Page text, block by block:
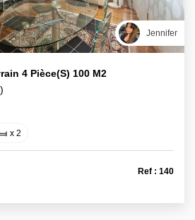
Jennifer
4 Pièce(s) 100 M2
x 2
Ref : 140